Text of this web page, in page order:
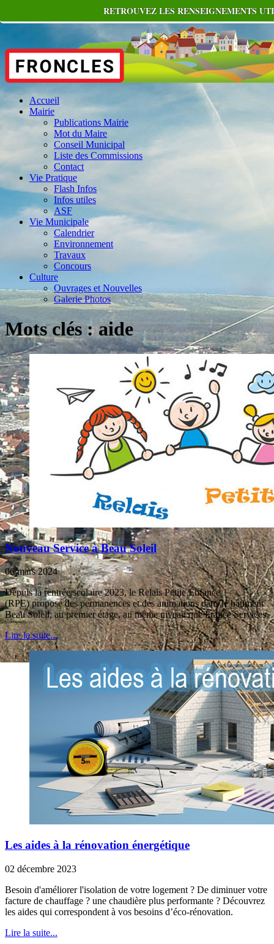
Accueil
Mairie
Publications Mairie
Mot du Maire
Conseil Municipal
Liste des Commissions
Contact
Vie Pratique
Flash Infos
Infos utiles
ASF
Vie Municipale
Calendrier
Environnement
Travaux
Concours
Culture
Ouvrages et Nouvelles
Galerie Photos
Mots clés : aide
Nouveau Service à Beau Soleil
06 mars 2024
Depuis la rentrée scolaire 2023, le Relais Petite Enfance
(RPE) propose des permanences et des animations dans le bâtiment
Beau Soleil, au premier étage, au même niveau que France Services.
Lire la suite...
Les aides à la rénovation énergétique
02 décembre 2023
Besoin d'améliorer l'isolation de votre logement ? De diminuer votre
facture de chauffage ? une chaudière plus performante ? Découvrez
les aides qui correspondent à vos besoins d’éco-rénovation.
Lire la suite...
RETROUVEZ LES RENSEIGNEMENTS